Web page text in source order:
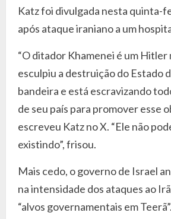
Katz foi divulgada nesta quinta-
após ataque iraniano a um
“O ditador Khamenei é um Hitler
esculpiu a destruição do Estado
bandeira e está escravizando
de seu país para promover esse
escreveu Katz no X. “Ele não
existindo”, frisou.
Mais cedo, o governo de Israel
na intensidade dos ataques ao
“alvos governamentais em